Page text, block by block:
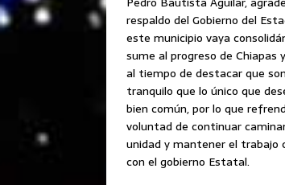
respaldo del Gobierno del
este municipio vaya
sume al progreso de Chiapas
al tiempo de destacar que
tranquilo que lo único que
bien común, por lo que
voluntad de continuar
unidad y mantener el trabajo
con el gobierno Estatal.